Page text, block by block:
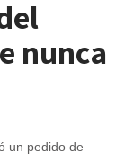
nunca
un pedido de